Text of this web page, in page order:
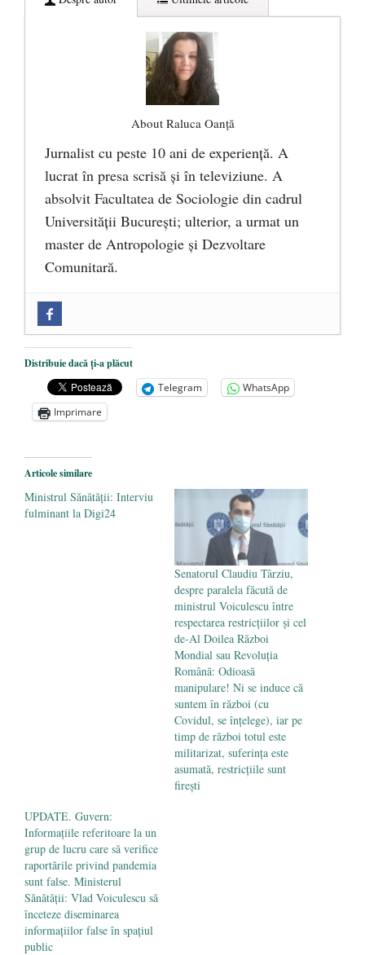
About Raluca Oanță
Jurnalist cu peste 10 ani de experiență. A
lucrat în presa scrisă și în televiziune. A
absolvit Facultatea de Sociologie din cadrul
Universității București; ulterior, a urmat un
master de Antropologie și Dezvoltare
Comunitară.
Mănăstirea „Sfânta Ana” Rohia. Părintele
Nicolae Steinhardt, comemorat la 102 ani
de la naștere - 29 iulie 2024
„Carnea cultivată” în laborator, tot mai
comercializare în UE
Părintele mărturisitor Constantin
Voicescu, pomenit, duminică, la
Mănăstirea Cernica - 27 iulie 2024
Distribuie dacă ți-a plăcut
Telegram
WhatsApp
Imprimare
Articole similare
Ministrul Sănătății: Interviu
fulminant la Digi24
Senatorul Claudiu Târziu,
despre paralela făcută de
ministrul Voiculescu între
respectarea restricțiilor și cel
de-Al Doilea Război
Mondial sau Revoluția
Română: Odioasă
manipulare! Ni se induce că
suntem în război (cu
Covidul, se înțelege), iar pe
timp de război totul este
militarizat, suferința este
asumată, restricțiile sunt
firești
UPDATE. Guvern:
Informaţiile referitoare la un
grup de lucru care să verifice
raportările privind pandemia
sunt false. Ministerul
Sănătății: Vlad Voiculescu să
înceteze diseminarea
informațiilor false în spațiul
public